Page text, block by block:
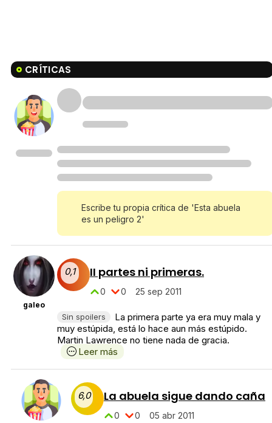
CRÍTICAS
Escribe tu propia crítica de 'Esta abuela
es un peligro 2'
galeo
0,1 II partes ni primeras.
0 0 25 sep 2011
Sin spoilers
La primera parte ya era muy mala y
muy estúpida, está lo hace aun más estúpido.
Martin Lawrence no tiene nada de gracia.
Leer más
6,0 La abuela sigue dando caña
0 0 05 abr 2011